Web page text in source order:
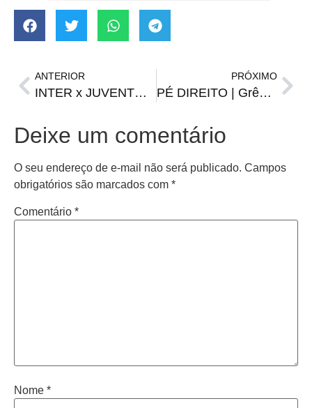
ANTERIOR
INTER x JUVENTUDE | onde assistir, escalações, horário e arbitragem
PRÓXIMO
PÉ DIREITO | Grêmio vira sobre o Caxias e conquista a primeira vitória
Deixe um comentário
O seu endereço de e-mail não será publicado. Campos
obrigatórios são marcados com *
Comentário *
Nome *